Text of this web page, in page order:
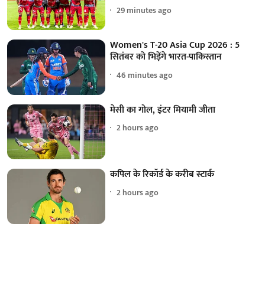
29 minutes ago
Women's T-20 Asia Cup 2026 : 5
सितंबर को भिड़ेंगे भारत-पाकिस्तान
46 minutes ago
मेसी का गोल, इंटर मियामी जीता
2 hours ago
कपिल के रिकॉर्ड के करीब स्टार्क
2 hours ago